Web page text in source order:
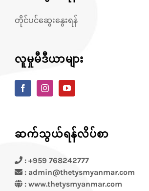
တိုင်ပင်ဆွေးနွေးရန်
လူမှုမီဒီယာများ
ဆက်သွယ်ရန်လိပ်စာ
: +959 768242777
: admin@thetysmyanmar.com
: www.thetysmyanmar.com